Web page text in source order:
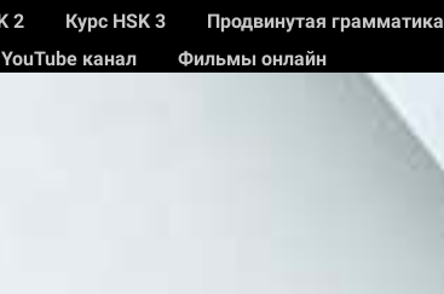
2 Курс HSK 3
Продвинутая грамматика
YouTube канал Фильмы онлайн